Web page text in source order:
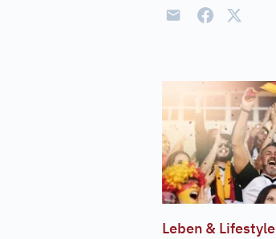
Leben & Lifestyle